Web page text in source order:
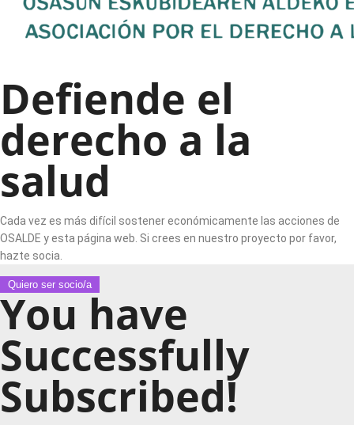
Defiende el
derecho a la
salud
Cada vez es más difícil sostener económicamente las acciones de
OSALDE y esta página web. Si crees en nuestro proyecto por favor,
hazte socia.
Quiero ser socio/a
You have
Successfully
Subscribed!